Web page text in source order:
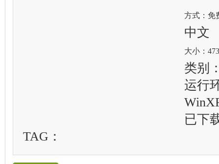
方式：免
中文
大小：
类别
运行
已下
TAG：